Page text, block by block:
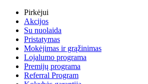
Pirkėjui
Akcijos
Su nuolaida
Pristatymas
Mokėjimas ir grąžinimas
Lojalumo programa
Premijų programa
Referral Program